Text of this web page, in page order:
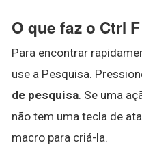
O que faz o Ctrl
Para encontrar
use a Pesquisa.
de pesquisa. Se uma
não tem uma tecla de
macro para criá-la.